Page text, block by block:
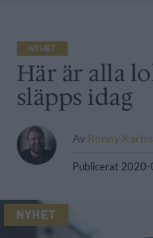
NYHET
Här är alla
släpps idag
Av Ronny
Publicerat
NYHET